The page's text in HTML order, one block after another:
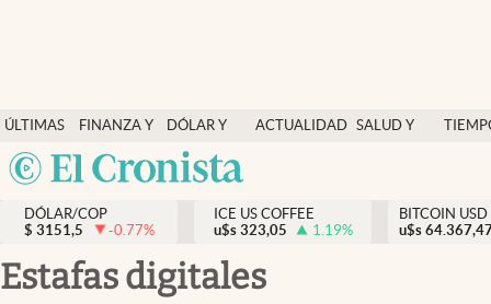
ÚLTIMAS
NOTICIAS
FINANZA Y
ECONOMÍA
DÓLAR Y
MERCADOS
ACTUALIDAD SALUD Y
México
Salud y nutrición
Vida espiritual
Actualidad
Dólar y mercados
DÓLAR/COP
$ 3151,5 -0.77%
ICE US COFFEE
u$s 323,05 1.19%
BITCOIN USD
u$s
estafas digitales